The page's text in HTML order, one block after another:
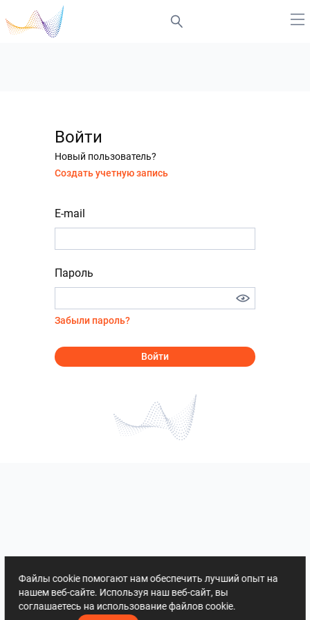
Войти
Новый пользователь?
Создать учетную запись
E-mail
Пароль
Забыли пароль?
Войти
Файлы cookie помогают нам обеспечить лучший опыт на
нашем веб-сайте. Используя наш веб-сайт, вы
соглашаетесь на использование файлов cookie.